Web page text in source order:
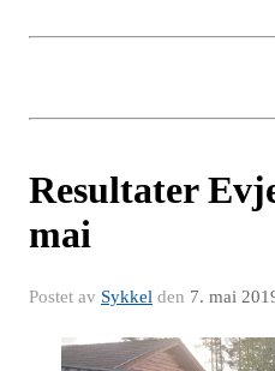
Resultater
mai
Postet av Sykkel den 7. mai